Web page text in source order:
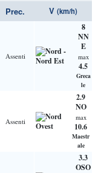
Prec. V (km/h)
Assenti
8
NN
E
max
4.5
Greca
le
Assenti
2.9
NO
max
10.6
Maestr
ale
3.3
OSO